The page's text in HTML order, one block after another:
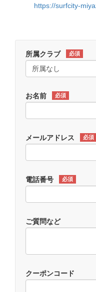
https://surfcity-
所属クラブ 必須
お名前 必須
メールアドレス 必須
電話番号 必須
ご質問など
クーポンコード